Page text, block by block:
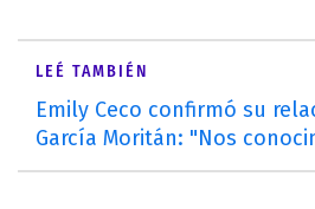
LEÉ TAMBIÉN
Emily Ceco confirmó su
García Moritán: "Nos